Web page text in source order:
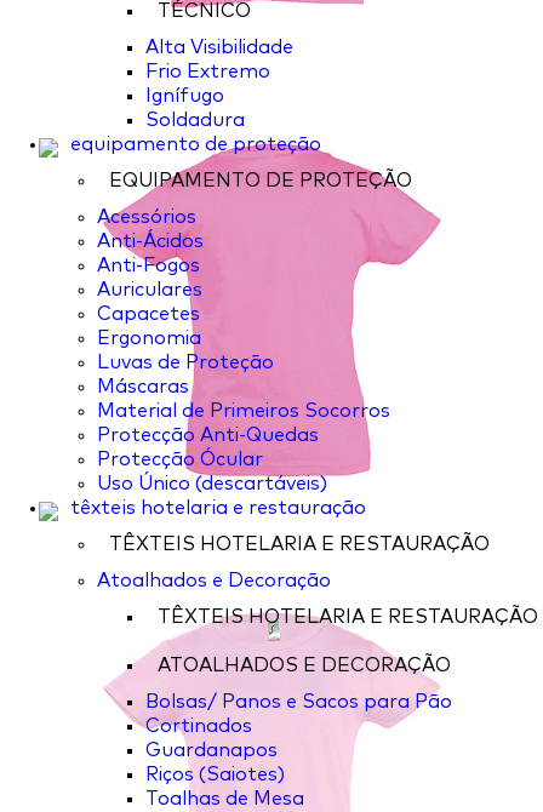
TÉCNICO
Alta Visibilidade
Frio Extremo
Ignífugo
Soldadura
equipamento de proteção
EQUIPAMENTO DE PROTEÇÃO
Acessórios
Anti-Ácidos
Anti-Fogos
Auriculares
Capacetes
Ergonomia
Luvas de Proteção
Máscaras
Material de Primeiros Socorros
Protecção Anti-Quedas
Protecção Ócular
Uso Único (descartáveis)
têxteis hotelaria e restauração
TÊXTEIS HOTELARIA E RESTAURAÇÃO
Atoalhados e Decoração
TÊXTEIS HOTELARIA E RESTAURAÇÃO
ATOALHADOS E DECORAÇÃO
Bolsas/ Panos e Sacos para Pão
Cortinados
Guardanapos
Riços (Saiotes)
Toalhas de Mesa